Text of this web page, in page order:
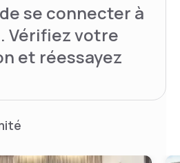
se connecter à
Vérifiez votre
et réessayez